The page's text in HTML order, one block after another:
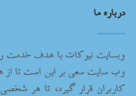
درباره ما
وبسایت نیوکات با هدف خدمت
وب سایت سعی بر این است تا از
کاربران قرار گیرد، تا هر